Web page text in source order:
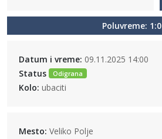
Poluvreme: 1:0
Datum i vreme: 09.11.2025 14:00
Status
Odigrana
Kolo: ubaciti
Mesto: Veliko Polje